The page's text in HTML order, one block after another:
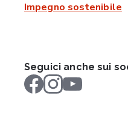
Impegno sostenibile
Seguici anche sui